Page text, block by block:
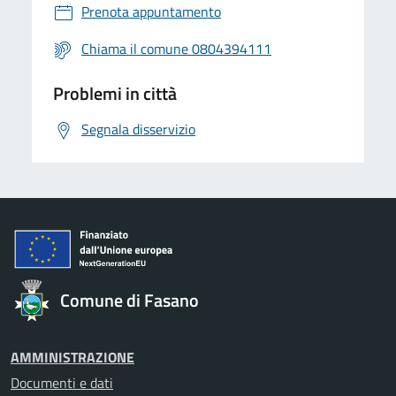
Prenota appuntamento
Chiama il comune 0804394111
Problemi in città
Segnala disservizio
Comune di Fasano
AMMINISTRAZIONE
Documenti e dati